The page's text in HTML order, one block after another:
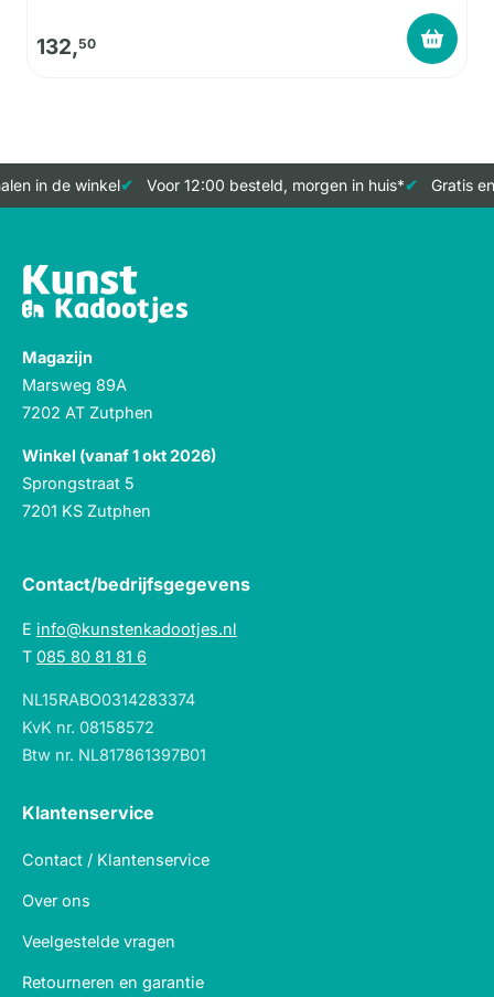
132,50
in de winkel Voor 12:00 besteld, morgen in huis* Gratis
Magazijn
Marsweg 89A
7202 AT Zutphen
Winkel (vanaf 1 okt 2026)
Sprongstraat 5
7201 KS Zutphen
Contact/bedrijfsgegevens
E info@kunstenkadootjes.nl
T 085 80 81 81 6
NL15RABO0314283374
KvK nr. 08158572
Btw nr. NL817861397B01
Klantenservice
Contact / Klantenservice
Over ons
Veelgestelde vragen
Retourneren en garantie